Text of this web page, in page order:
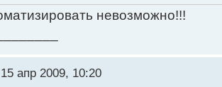
невозможно!!!
апр 2009, 10:20